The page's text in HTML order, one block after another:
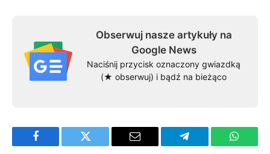
Obserwuj nasze artykuły na
Google News
Naciśnij przycisk oznaczony gwiazdką
(★ obserwuj) i bądź na bieżąco
Facebook Twitter Email Telegram